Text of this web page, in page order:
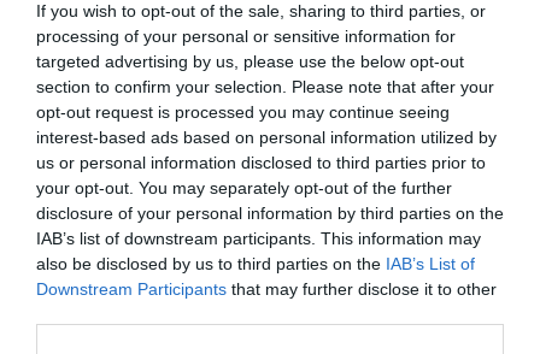
If you wish to opt-out of the sale, sharing to third parties, or
processing of your personal or sensitive information for
targeted advertising by us, please use the below opt-out
section to confirm your selection. Please note that after your
opt-out request is processed you may continue seeing
interest-based ads based on personal information utilized by
us or personal information disclosed to third parties prior to
your opt-out. You may separately opt-out of the further
disclosure of your personal information by third parties on the
IAB’s list of downstream participants. This information may
also be disclosed by us to third parties on the IAB’s List of
Downstream Participants that may further disclose it to other
ΧΕΙΡΟΛΑΒΗ STRETCH FILM ΧΕΙΡΟΣ
ΠΛΑΣΤΙΚΗ
Πλαστική χειρολαβή STRECH FILM
Κωδικός προϊόντος: